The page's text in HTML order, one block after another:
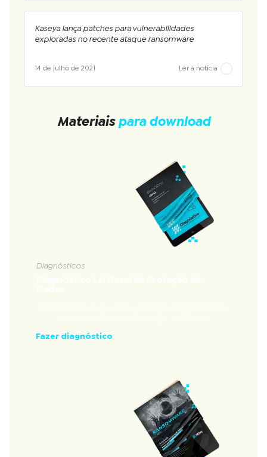
Kaseya lança patches para vulnerabilidades
exploradas no recente ataque ransomware
14 de julho de 2021 Ler a notícia
Materiais para download
Diagnósticos
Fazer diagnóstico